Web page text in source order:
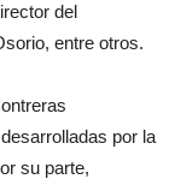
del
entre otros.
por la
su parte,